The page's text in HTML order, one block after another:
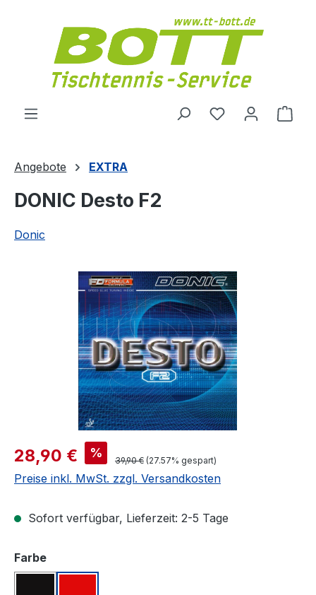
Du hast 0
Angebote EXTRA
DONIC Desto F2
Donic
Verkaufspreis:
28,90 € % Regulärer Preis:
39,90 € (27.57% gespart)
Preise inkl. MwSt. zzgl. Versandkosten
Sofort verfügbar, Lieferzeit: 2-5 Tage
Farbeauswählen